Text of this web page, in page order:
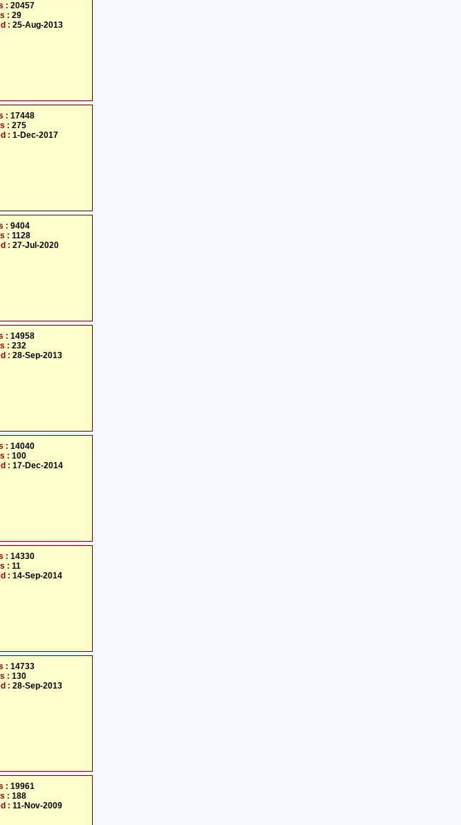
: 20457
: 29
: 25-Aug-2013
: 17448
: 275
: 1-Dec-2017
: 9404
: 1128
: 27-Jul-2020
: 14958
: 232
: 28-Sep-2013
: 14040
: 100
: 17-Dec-2014
: 14330
: 11
: 14-Sep-2014
: 14733
: 130
: 28-Sep-2013
: 19961
: 188
: 11-Nov-2009